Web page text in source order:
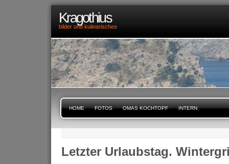
Kragothius
bilder und kulinarisches
HOME FOTOS OMAS KOCHTOPF INTERN
Letzter Urlaubstag.